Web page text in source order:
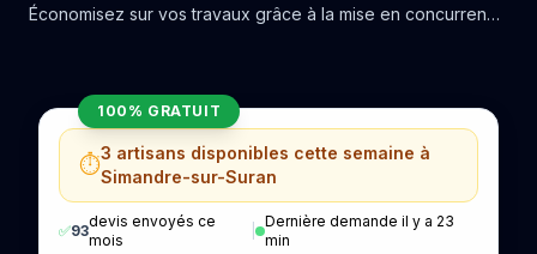
Économisez sur vos travaux grâce à la mise en concurrence
100% GRATUIT
⏱️3 artisans disponibles cette semaine à
Simandre-sur-Suran
✅93
devis envoyés ce
mois
Dernière demande il y a 23
min